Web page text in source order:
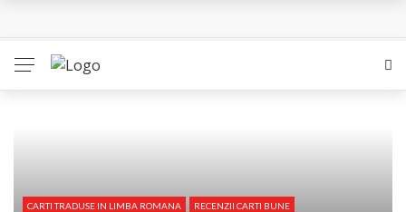
The Man Who Sold Air in the Holy Land – Generatia care
CARTI TRADUSE IN LIMBA ROMANA RECENZII CARTI BUNE